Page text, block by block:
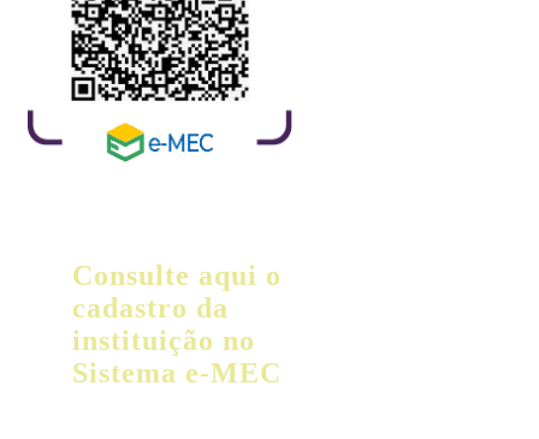
Consulte aqui o
cadastro da
instituição no
Sistema e-MEC